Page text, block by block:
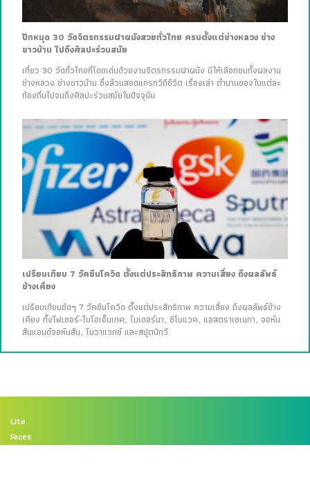
ปักหมุด 30 วัดจิตรกรรมฝาผนังสวยทั่วไทย ครบตั้งแต่ช่างหลวง ช่าง
ชาวบ้าน ไปถึงศิลปะร่วมสมัย
เที่ยว 30 วัดทั่วไทยที่โดดเด่นด้วยงานจิตรกรรมฝาผนัง มีให้เลือกชมทั้งผลงาน
ช่างหลวง ช่างชาวบ้าน ซึ่งล้วนสอดแทรกวิถีชีวิต เรื่องเล่า ตำนานของในแต่ละ
ท้องถิ่นไปจนถึงศิลปะร่วมสมัยในปัจจุบัน
เปรียบเทียบ 7 วัคซีนโควิด ตั้งแต่ประสิทธิภาพ ความเสี่ยง ถึงผลลัพธ์
ข้างเคียง
เปรียบเทียบชัดๆ 7 วัคซีนโควิด ตั้งแต่ประสิทธิภาพ ความเสี่ยง ถึงผลลัพธ์ข้าง
เคียง ทั้งไฟเซอร์-ไบโอเอ็นเทค, โมเดอร์นา, ซิโนแวค, แอสตราเซเนกา, จอห์น
สันแอนด์จอห์นสัน, โนวาแวกซ์ และสปุตนิกวี
Lite
Faces